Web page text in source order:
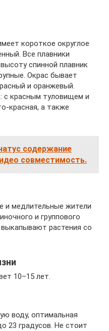
короткое округлое
Все плавники
спинной плавник
Окрас бывает
и оранжевый.
красным туловищем и
красная, а также
содержание
совместимость.
медлительные жители
и группового
растения со
10–15 лет.
воду, оптимальная
23 градусов. Не стоит